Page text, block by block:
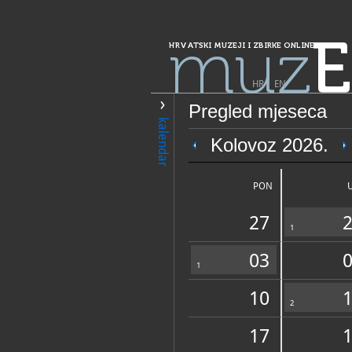
HRVATSKI MUZEJI I ZBIRKE ONLINE
muz
HR| EN
kalendar
Pregled mjeseca
Kolovoz 2026.
PON
27 1
1 03
10
2
17
PRETRAŽIVANJE
Grad Zagreb
Zbirke
sv. Ćirila i
OPĆI PODACI